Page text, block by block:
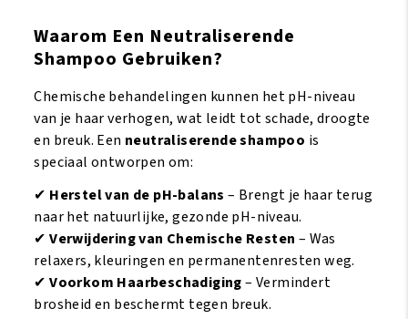
Waarom Een Neutraliserende
Shampoo Gebruiken?
Chemische behandelingen kunnen het pH-niveau
van je haar verhogen, wat leidt tot schade, droogte
en breuk. Een neutraliserende shampoo is
speciaal ontworpen om:
✔ Herstel van de pH-balans – Brengt je haar terug
naar het natuurlijke, gezonde pH-niveau.
✔Verwijdering van Chemische Resten – Was
relaxers, kleuringen en permanentenresten weg.
✔Voorkom Haarbeschadiging– Vermindert
brosheid en beschermt tegen breuk.